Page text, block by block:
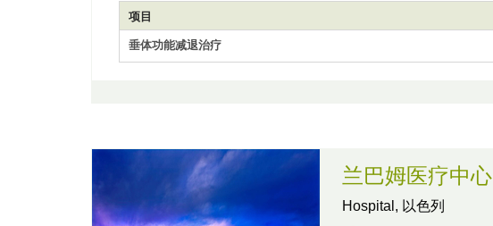
项目
垂体功能减退治疗
兰巴姆医疗中心
Hospital, 以色列